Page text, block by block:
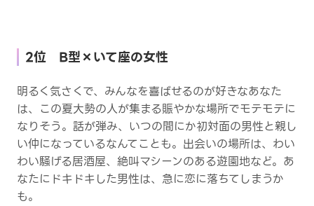
2位 B型×いて座の女性
明るく気さくで、みんなを喜ばせるのが好きなあなた
は、この夏大勢の人が集まる賑やかな場所でモテモテに
なりそう。話が弾み、いつの間にか初対面の男性と親し
い仲になっているなんてことも。出会いの場所は、わい
わい騒げる居酒屋、絶叫マシーンのある遊園地など。あ
なたにドキドキした男性は、急に恋に落ちてしまうか
も。